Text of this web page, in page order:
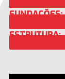
FUNDAÇÕES:
ESTRUTURA: